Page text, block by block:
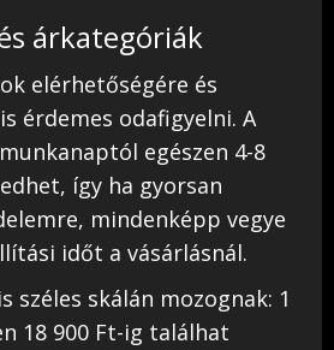
árkategóriák
elérhetőségére és
érdemes odafigyelni. A
egészen 4-8
így ha gyorsan
mindenképp vegye
időt a vásárlásnál.
széles skálán mozognak: 1
18 900 Ft-ig találhat